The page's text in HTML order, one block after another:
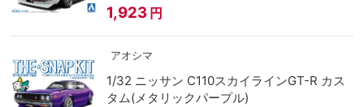
1,923 円
アオシマ
1/32 ニッサン C110スカイラインGT-R カス
タム(メタリックパープル)